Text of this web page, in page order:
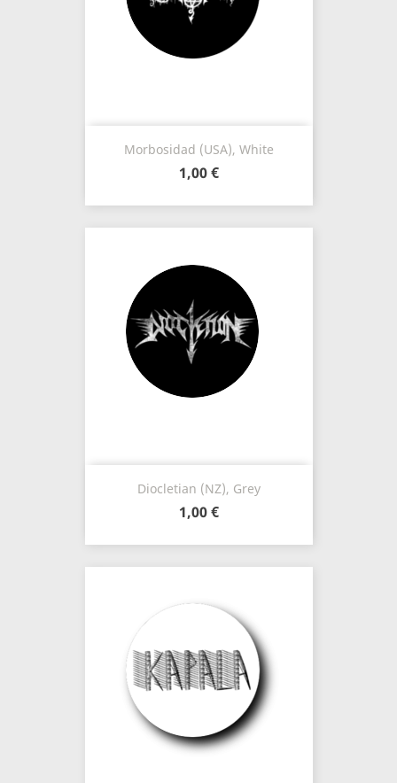
Morbosidad (USA), White
1,00 €
Diocletian (NZ), Grey
1,00 €